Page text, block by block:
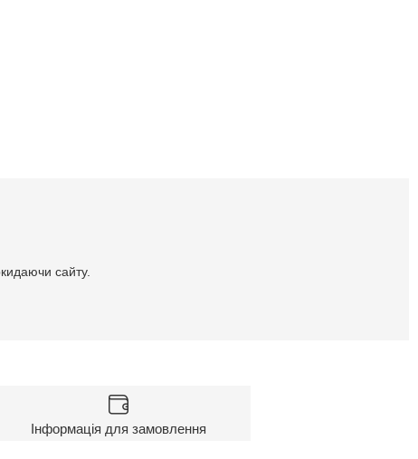
сайту.
Інформація для замовлення